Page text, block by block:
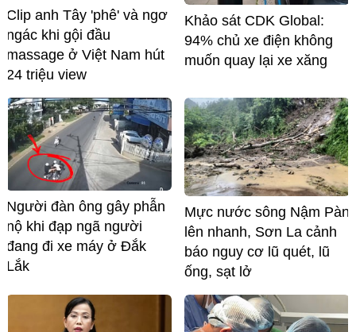
Clip anh Tây 'phê' và ngơ
ngác khi gội đầu
massage ở Việt Nam hút
24 triệu view
Khảo sát CDK Global:
94% chủ xe điện không
muốn quay lại xe xăng
Người đàn ông gây phẫn
nộ khi đạp ngã người
đang đi xe máy ở Đắk
Lắk
Mực nước sông Nậm Pàn
lên nhanh, Sơn La cảnh
báo nguy cơ lũ quét, lũ
ống, sạt lở